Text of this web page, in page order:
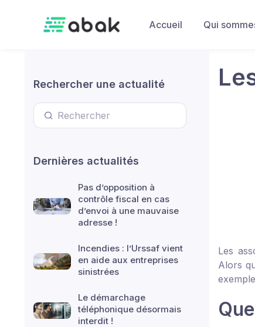
Accueil Qui
Rechercher une actualité
Dernières actualités
Pas d’opposition à
contrôle fiscal en cas
d’envoi à une mauvaise
adresse !
Incendies : l’Urssaf vient
en aide aux entreprises
sinistrées
Le démarchage
téléphonique désormais
interdit !
Les
Alors